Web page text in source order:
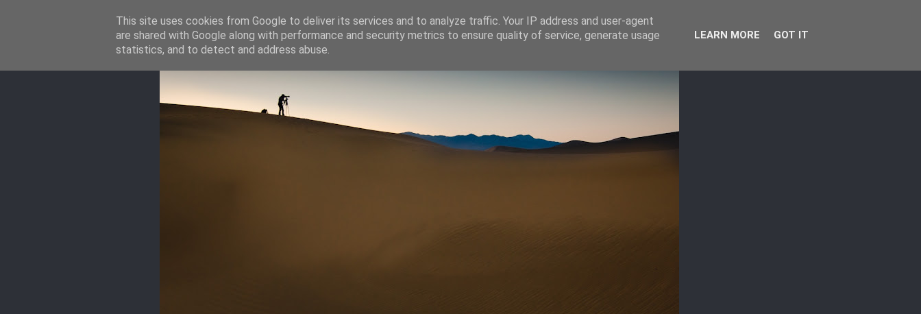
This site uses cookies from Google to deliver its services and to analyze traffic. Your IP address and user-agent
are shared with Google along with performance and security metrics to ensure quality of service, generate usage
statistics, and to detect and address abuse.
LEARN MORE GOT IT